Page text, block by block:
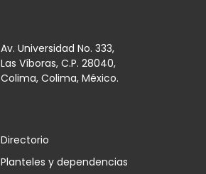
Av. Universidad No. 333,
Las Víboras, C.P. 28040,
Colima, Colima, México.
Directorio
Planteles y dependencias